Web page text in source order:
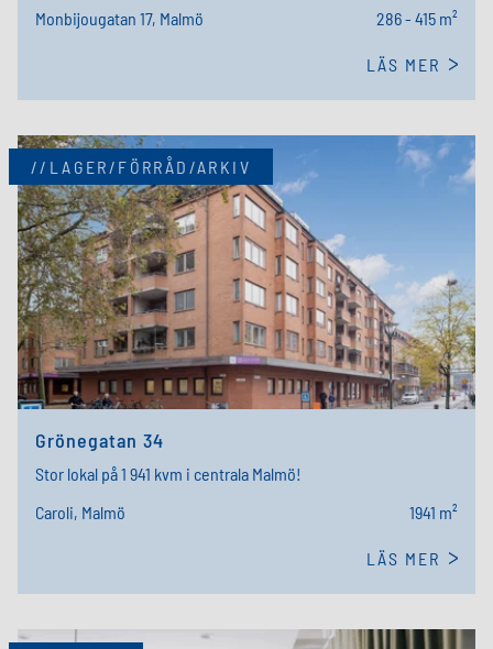
Monbijougatan 17, Malmö
286 - 415 m²
LÄS MER
//LAGER/FÖRRÅD/ARKIV
Grönegatan 34
Stor lokal på 1 941 kvm i centrala Malmö!
Caroli, Malmö
1941 m²
LÄS MER